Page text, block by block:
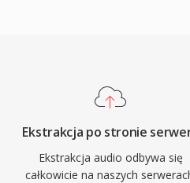
multimedialnych, systemach
przenosnych.
Ekstrakcja po stronie
Ekstrakcja audio odbywa się
całkowicie na naszych